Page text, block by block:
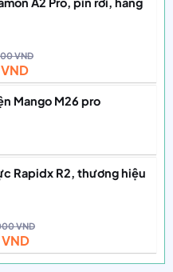
——————
lắp ráp:
——————
VND
VND
Mango M26 pro
Rapidx R2, thương hiệu
VND
VND